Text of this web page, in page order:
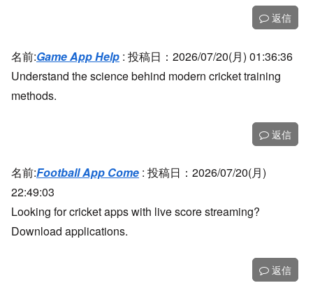
返信
名前:Game App Help : 投稿日：2026/07/20(月) 01:36:36
Understand the science behind modern cricket training
methods.
返信
名前:Football App Come : 投稿日：2026/07/20(月)
22:49:03
Looking for cricket apps with live score streaming?
Download applications.
返信